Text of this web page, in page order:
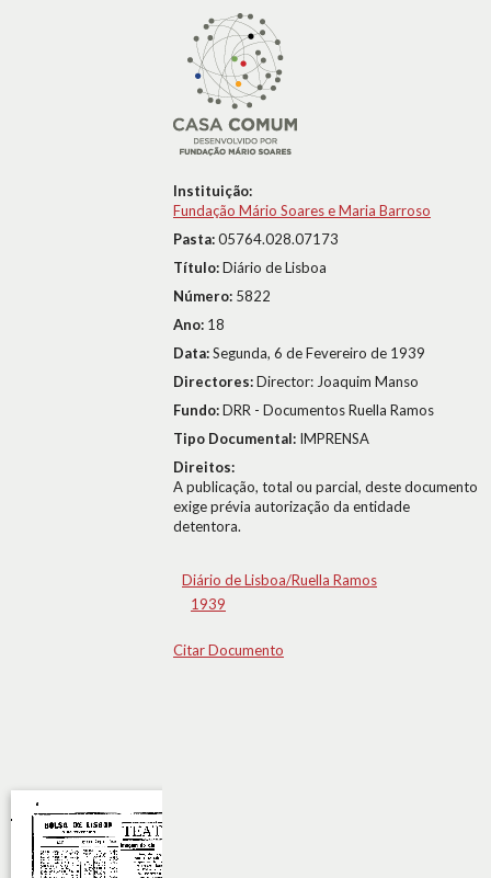
Instituição:
Fundação Mário Soares e Maria Barroso
Pasta:05764.028.07173
Título:Diário de Lisboa
Número: 5822
Ano: 18
Data:Segunda, 6 de Fevereiro de 1939
Directores:Director: Joaquim Manso
Fundo:DRR - Documentos Ruella Ramos
Tipo Documental: IMPRENSA
Direitos:
A publicação, total ou parcial, deste documento
exige prévia autorização da entidade
detentora.
Diário de Lisboa/Ruella Ramos
1939
Citar Documento